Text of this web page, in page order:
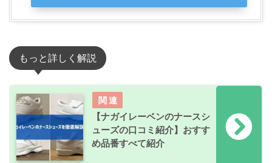
もっと詳しく解説
【ナガイレーベンのナースシ
ューズの口コミ紹介】おすす
め品番すべて紹介